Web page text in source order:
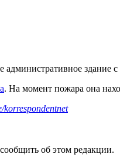
административное
. На момент пожара она
korrespondentnet
об этом редакции.